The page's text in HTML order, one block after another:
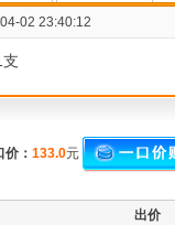
02 23:40:12
价： 133.0元
出价